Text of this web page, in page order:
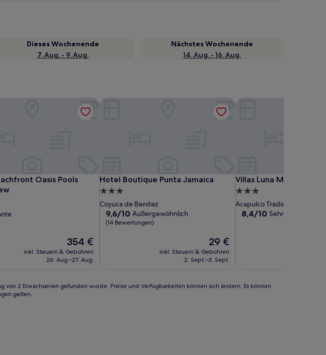
Dieses Wochenende
7. Aug. - 9. Aug.
Nächstes Wochenende
14. Aug. - 16. Aug.
Oasis Pools
Oasis Pools Ocean View
Der
Preis
beträgt
354 €
inkl. Steuern & Gebühren
26. Aug.–27. Aug.
Oasis Pools Ocean View
Hotel Boutique Punta Jamaica
Hotel Boutique Punta Jamaica
3.0-
Sterne-
Unterkunft
Coyuca de Benitez
9.6
von
9,6/10 Außergewöhnlich
(14 Bewertungen)
Der
Preis
beträgt
29 €
inkl. Steuern & Gebühren
2. Sept.–3. Sept.
Villas Luna Marina
Villas Luna Marina
3.0-
Sterne-
Unterkunft
Acapulco Tradicional
8.4
8,4/10 Sehr gut
2 Erwachsenen gefunden wurde. Preise und Verfügbarkeiten können sich ändern. Es können
gelten.